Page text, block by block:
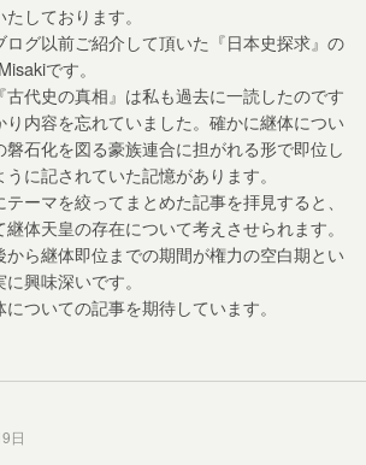
しております。
ログ以前ご紹介して頂いた『日本史探求』の
です。
古代史の真相』は私も過去に一読したのです
り内容を忘れていました。確かに継体につい
磐石化を図る豪族連合に担がれる形で即位し
に記されていた記憶があります。
テーマを絞ってまとめた記事を拝見すると、
体天皇の存在について考えさせられます。
から継体即位までの期間が権力の空白期とい
興味深いです。
ついての記事を期待しています。
日